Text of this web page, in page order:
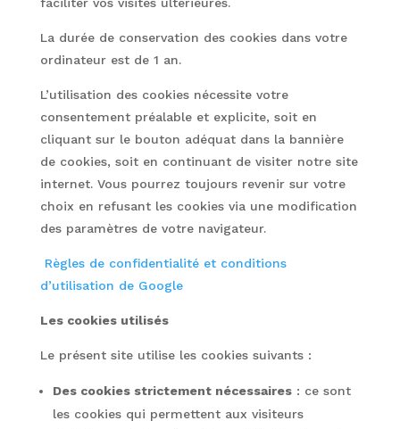
La durée de conservation des cookies dans votre
ordinateur est de 1 an.
L’utilisation des cookies nécessite votre
consentement préalable et explicite, soit en
cliquant sur le bouton adéquat dans la bannière
de cookies, soit en continuant de visiter notre site
internet. Vous pourrez toujours revenir sur votre
choix en refusant les cookies via une modification
des paramètres de votre navigateur.
Règles de confidentialité et conditions
d’utilisation de Google
Les cookies utilisés
Le présent site utilise les cookies suivants :
Des cookies strictement nécessaires: ce sont
les cookies qui permettent aux visiteurs